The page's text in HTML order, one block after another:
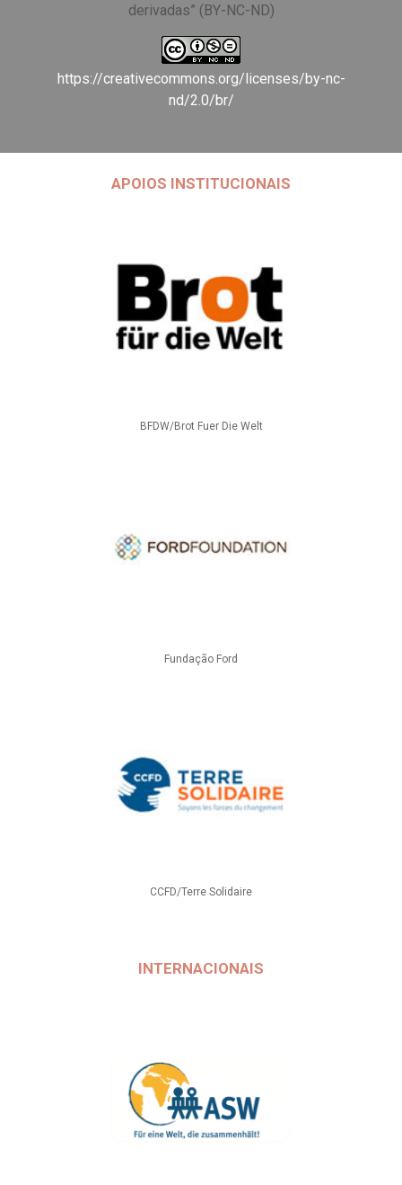
derivadas” (BY-NC-ND)
https://creativecommons.org/licenses/by-nc-
nd/2.0/br/
APOIOS INSTITUCIONAIS
BFDW/Brot Fuer Die Welt
Fundação Ford
CCFD/Terre Solidaire
INTERNACIONAIS